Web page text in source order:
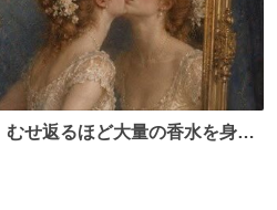
せ返るほど大量の香水を身に
いた。それでも香水は、髪や
ィクトリア朝の女性達の美容